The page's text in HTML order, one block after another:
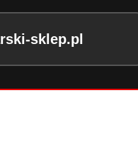
sklep.pl